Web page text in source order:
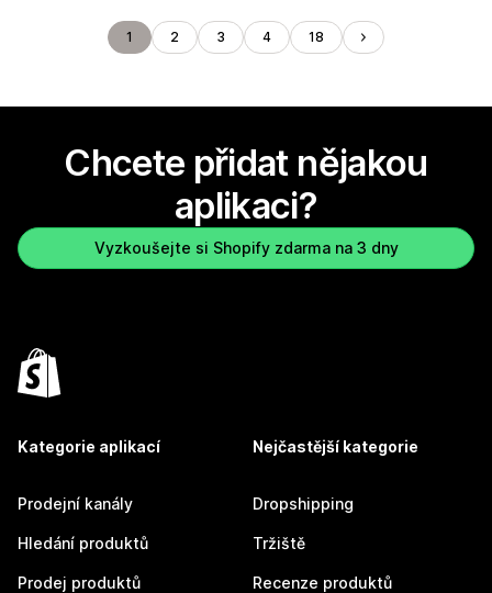
1 2 3 4 18
Chcete přidat nějakou
aplikaci?
Vyzkoušejte si Shopify zdarma na 3 dny
Kategorie aplikací
Prodejní kanály
Hledání produktů
Prodej produktů
Nejčastější kategorie
Dropshipping
Tržiště
Recenze produktů